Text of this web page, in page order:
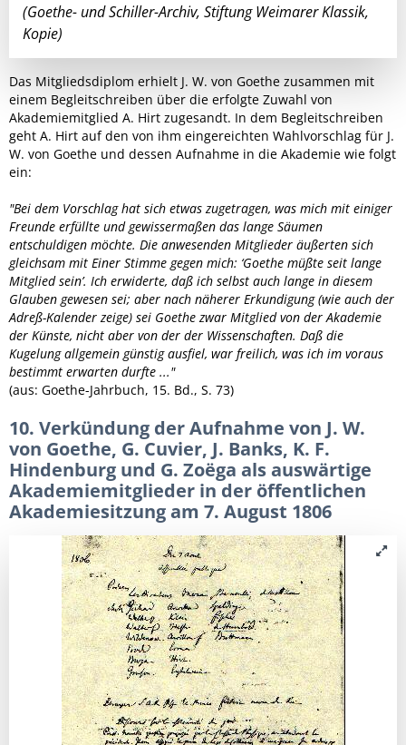
(Goethe- und Schiller-Archiv, Stiftung Weimarer Klassik,
Kopie)
Das Mitgliedsdiplom erhielt J. W. von Goethe zusammen mit
einem Begleitschreiben über die erfolgte Zuwahl von
Akademiemitglied A. Hirt zugesandt. In dem Begleitschreiben
geht A. Hirt auf den von ihm eingereichten Wahlvorschlag für J.
W. von Goethe und dessen Aufnahme in die Akademie wie folgt
ein:
"Bei dem Vorschlag hat sich etwas zugetragen, was mich mit einiger
Freunde erfüllte und gewissermaßen das lange Säumen
entschuldigen möchte. Die anwesenden Mitglieder äußerten sich
gleichsam mit Einer Stimme gegen mich: ‘Goethe müßte seit lange
Mitglied sein’. Ich erwiderte, daß ich selbst auch lange in diesem
Glauben gewesen sei; aber nach näherer Erkundigung (wie auch der
Adreß-Kalender zeige) sei Goethe zwar Mitglied von der Akademie
der Künste, nicht aber von der der Wissenschaften. Daß die
Kugelung allgemein günstig ausfiel, war freilich, was ich im voraus
bestimmt erwarten durfte ..."
(aus: Goethe-Jahrbuch, 15. Bd., S. 73)
10. Verkündung der Aufnahme von J. W.
von Goethe, G. Cuvier, J. Banks, K. F.
Hindenburg und G. Zoëga als auswärtige
Akademiemitglieder in der öffentlichen
Akademiesitzung am 7. August 1806